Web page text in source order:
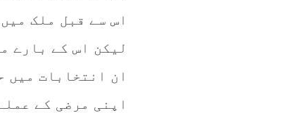
اس سے قبل ملک
لیکن اس کے بارے
ان انتخابات میں
اپنی مرضی کے